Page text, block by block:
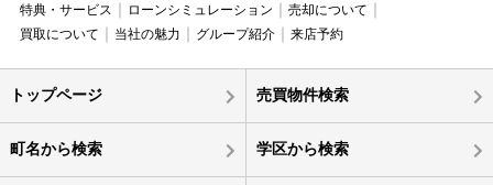
特典・サービス
ローンシミュレーション
売却について
買取について
当社の魅力 グループ紹介 来店予約
トップページ 売買物件検索
町名から検索 学区から検索